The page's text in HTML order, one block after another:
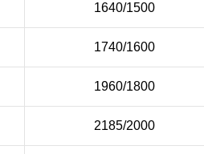
1640/1500
1740/1600
1960/1800
2185/2000